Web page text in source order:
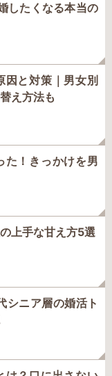
したくなる本当の
因と対策｜男女別
え方法も
た！きっかけを男
上手な甘え方5選
シニア層の婚活ト